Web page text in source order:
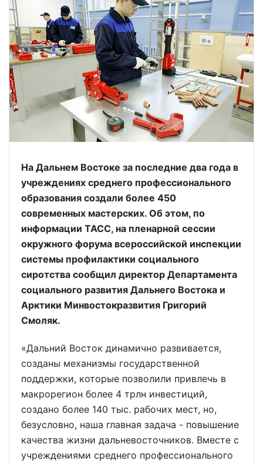
На Дальнем Востоке за последние два года в
учреждениях среднего профессионального
образования создали более 450
современных мастерских. Об этом, по
информации ТАСС, на пленарной сессии
окружного форума всероссийской инспекции
системы профилактики социального
сиротства сообщил директор Департамента
социального развития Дальнего Востока и
Арктики Минвостокразвития Григорий
Смоляк.
«Дальний Восток динамично развивается,
созданы механизмы государственной
поддержки, которые позволили привлечь в
макрорегион более 4 трлн инвестиций,
создано более 140 тыс. рабочих мест, но,
безусловно, наша главная задача - повышение
качества жизни дальневосточников. Вместе с
учреждениями среднего профессионального